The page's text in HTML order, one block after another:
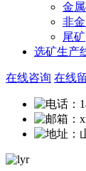
金
非
尾矿
选矿生产
在线咨询 在线